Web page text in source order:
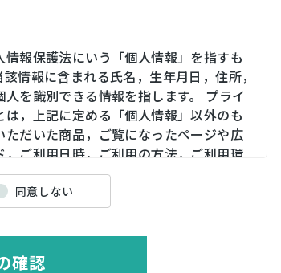
報保護法にいう「個人情報」を指すも
情報に含まれる氏名，生年月日，住所，
を識別できる情報を指します。 プライ
，上記に定める「個人情報」以外のも
だいた商品，ご覧になったページや広
ご利用日時，ご利用の方法，ご利用環
ドレス，クッキー情報，位置情報，端
同意しない
確認